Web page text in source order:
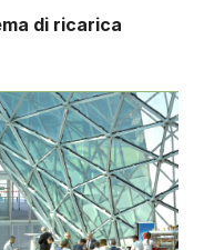
di ricarica